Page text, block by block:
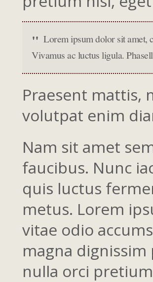
Lorem ipsum dolor sit amet,
Vivamus ac luctus ligula.
Praesent mattis,
volutpat enim
Nam sit amet
faucibus. Nunc
quis luctus
metus. Lorem
vitae odio
magna
nulla orci